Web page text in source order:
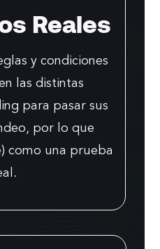
Reales
y condiciones
las distintas
para pasar sus
por lo que
como una prueba